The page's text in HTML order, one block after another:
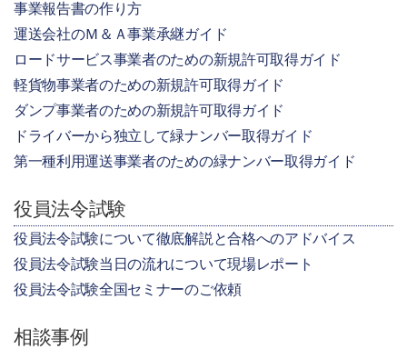
事業報告書の作り方
運送会社のＭ＆Ａ事業承継ガイド
ロードサービス事業者のための新規許可取得ガイド
軽貨物事業者のための新規許可取得ガイド
ダンプ事業者のための新規許可取得ガイド
ドライバーから独立して緑ナンバー取得ガイド
第一種利用運送事業者のための緑ナンバー取得ガイド
役員法令試験
役員法令試験について徹底解説と合格へのアドバイス
役員法令試験当日の流れについて現場レポート
役員法令試験全国セミナーのご依頼
相談事例